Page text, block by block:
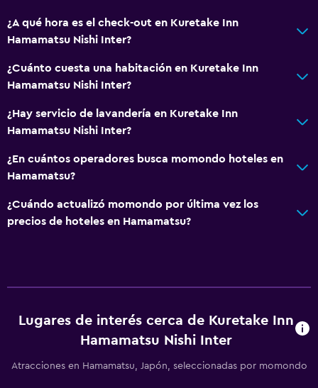
TV por cable o vía satélite
Pantuflas
Espacio de almacenamiento
Servicios y facilidades
Servicio de despertador
Estacionamiento gratuito
¿A qué hora es el check-out en Kuretake Inn
Hamamatsu Nishi Inter?
¿Cuánto cuesta una habitación en Kuretake Inn
Hamamatsu Nishi Inter?
¿Hay servicio de lavandería en Kuretake Inn
Hamamatsu Nishi Inter?
¿En cuántos operadores busca momondo hoteles en
Hamamatsu?
¿Cuándo actualizó momondo por última vez los
precios de hoteles en Hamamatsu?
Lugares de interés cerca de Kuretake Inn
Hamamatsu Nishi Inter
Atracciones en Hamamatsu, Japón, seleccionadas por momondo